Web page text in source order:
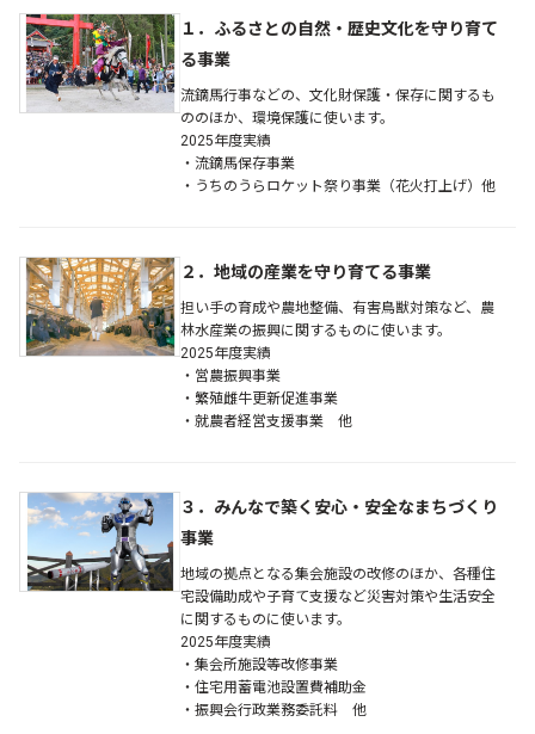
１．ふるさとの自然・歴史文化を守り育て
る事業
流鏑馬行事などの、文化財保護・保存に関するも
ののほか、環境保護に使います。
2025年度実績
・流鏑馬保存事業
・うちのうらロケット祭り事業（花火打上げ）他
２．地域の産業を守り育てる事業
担い手の育成や農地整備、有害鳥獣対策など、農
林水産業の振興に関するものに使います。
2025年度実績
・営農振興事業
・繁殖雌牛更新促進事業
・就農者経営支援事業 他
３．みんなで築く安心・安全なまちづくり
事業
地域の拠点となる集会施設の改修のほか、各種住
宅設備助成や子育て支援など災害対策や生活安全
に関するものに使います。
2025年度実績
・集会所施設等改修事業
・住宅用蓄電池設置費補助金
・振興会行政業務委託料 他